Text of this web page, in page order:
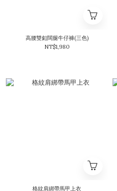
高腰雙釦闊腿牛仔褲(三色)
NT$1,980
格紋肩綁帶馬甲上衣